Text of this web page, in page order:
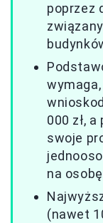
poprzez
000 zł,
swoje
na
(nawet